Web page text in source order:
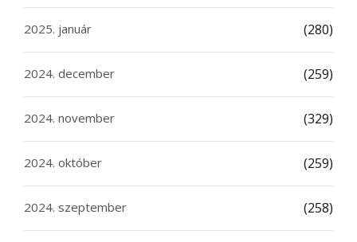
2025. január (280)
2024. december (259)
2024. november (329)
2024. október (259)
2024. szeptember (258)